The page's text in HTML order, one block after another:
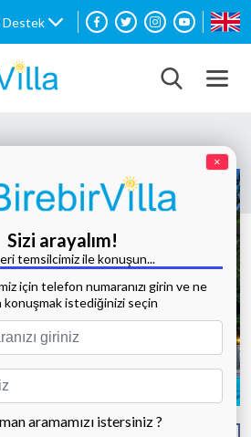
Destek
Fotoğrafları Göster
×
Sizi arayalım!
temsilcimiz ile konuşun...
için telefon numaranızı girin ve ne
konuşmak istediğinizi seçin
aramamızı istersiniz ?